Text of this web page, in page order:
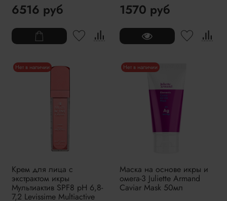
6516 руб 1570 руб
Нет в наличии
Крем для лица с
экстрактом икры
Мультиактив SPF8 pH 6,8-
7,2 Levissime Multiactive
Нет в наличии
Маска на основе икры и
омега-3 Juliette Armand
Caviar Mask 50мл